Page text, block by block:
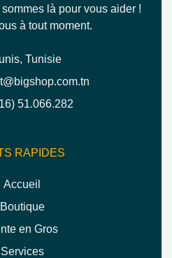
là pour vous aider !
à tout moment.
Tunisie
51.066.282
RAPIDES
Accueil
Boutique
en Gros
Services